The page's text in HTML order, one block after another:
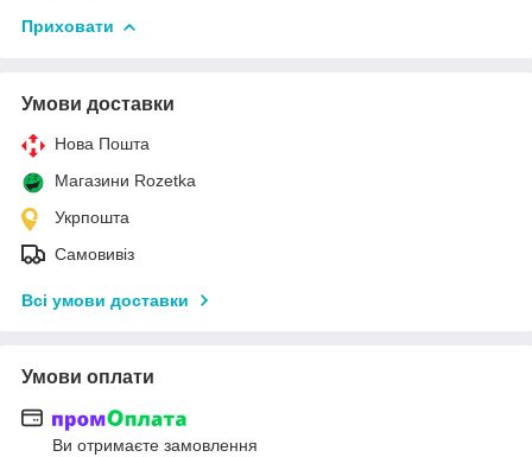
Приховати
Умови доставки
Нова Пошта
Магазини Rozetka
Укрпошта
Самовивіз
Всі умови доставки
Умови оплати
Ви отримаєте замовлення